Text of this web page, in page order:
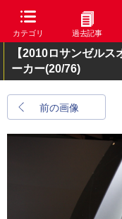
カテゴリ 過去記事
【2010ロサンゼル
ーカー(20/76)
前の画像